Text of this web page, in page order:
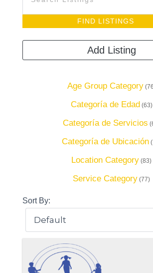
Add Listing
Age Group Category
Categoría de Edad (63)
Categoría de Servicios
Categoría de Ubicación
Location Category (83)
Service Category (77)
Sort By: